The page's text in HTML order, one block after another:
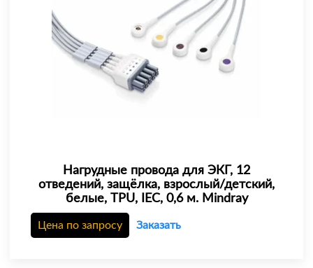
Нагрудные провода для ЭКГ, 12
отведений, защёлка, взрослый/детский,
белые, TPU, IEC, 0,6 м. Mindray
Цена по запросу Заказать